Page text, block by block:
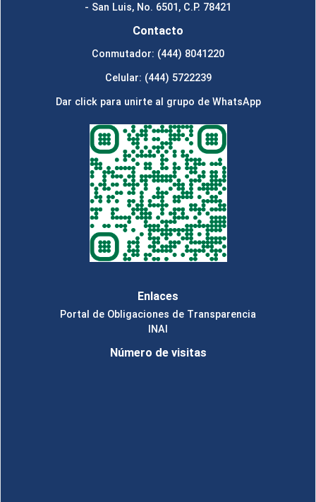
- San Luis, No. 6501, C.P. 78421
Contacto
Conmutador: (444) 8041220
Celular: (444) 5722239
Dar click para unirte al grupo de WhatsApp
Enlaces
Portal de Obligaciones de Transparencia
INAI
Número de visitas